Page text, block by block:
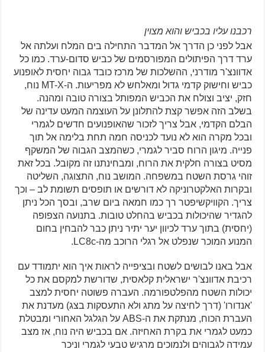
רכבנו עליו בכביש והוא מצוין
אבל לפני כן הדרך אל המדבר התחילה בים המלח ועלתה אל
ערד דרך הפיתולים המפורסמים של כביש סדום-ערד. כמו כל
אדוונצ'ר מודרני, ההשלכות של מרכז כובד גבוה יחסית לאופנוע
כביש וחישוק קדמי גדול ומאלחש לא מפריעות. ה-MT-X נוח,
חזק, יציב וצולח את הכביש המפותל בצורה טובה ומהנה.
בשלב הזה אפשר קצת להתלונן על העוצמה המעט עדינה של
הבלם הקדמי, אבל צריך לזכור שהאופנועים חדשים לגמרי
ובכל מקרה הוא לא נועד לכניסה חמה תחת בלימה אל תוך
פנייה. מיגון הרוח סביר לגמרי, כשהמצב הגבוה של המשקף
מסיט בצורה חלקית את הרוח, ומבחינתנו זה מקובל. בכל זאת
זוהי גרסת השטח במשפחה. המושב נוח, התצוגה, השליטה
ובקרות האלקטרוניקה לא דורשים או תופסים תשומת לב – וכך
צריך. הקוויקשיפטר רך כמו חמאה ביום שרב, ובסך הכל ניתן
להגדיר שהיכולות בכביש בהחלט טובות. בתנועה הצפופה
(יחסית) בתוך ערד לכיוון יער יתיר ניתן כבר להבחין בחום
המנוע המוכר שנפלט אל רגלי הרוכב מה-LC8c.
אבל באנו לבושים לשטח ובציפייה לראות איך הוא יתמודד עם
רכיבת אדוונצ'ר ישראלית קלאסית, שדורשת למקסם את כל
יכולות השטח מהפלטפורמה. העברה פשוטה יחסית למצב
'אנדורו' (דרך לחיצה על מתג ולא התעסקות בצג) מעדנת את
העברת הכוח, מנתקת את ה-ABS על הגלגל האחורי ומבטלת
כמעט לגמרי את בקרת האחיזה. אם בכביש היה נוח, אז מצב
עמידה לגבוהים ולנמוכים מרגיש טבעי לגמרי וניכר